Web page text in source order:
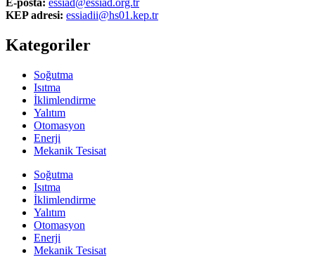
E-posta: essiad@essiad.org.tr
KEP adresi: essiadii@hs01.kep.tr
Kategoriler
Soğutma
Isıtma
İklimlendirme
Yalıtım
Otomasyon
Enerji
Mekanik Tesisat
Soğutma
Isıtma
İklimlendirme
Yalıtım
Otomasyon
Enerji
Mekanik Tesisat